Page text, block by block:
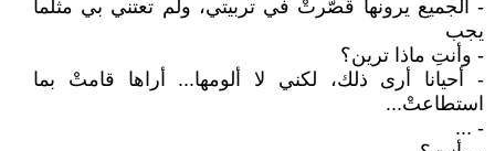
- الجميع يرونها قصّرتْ في تربيتي، ولم تعتني بي مثلما
يجب
- وأنتِ ماذا ترين؟
- أحيانا أرى ذلك، لكني لا ألومها... أراها قامتْ بما
استطاعتْ...
- ...